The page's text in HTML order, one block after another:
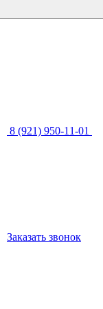
8 (921) 950-11-01
Заказать звонок